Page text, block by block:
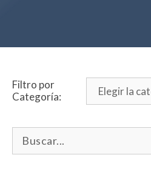
Filtro por
Categoría: